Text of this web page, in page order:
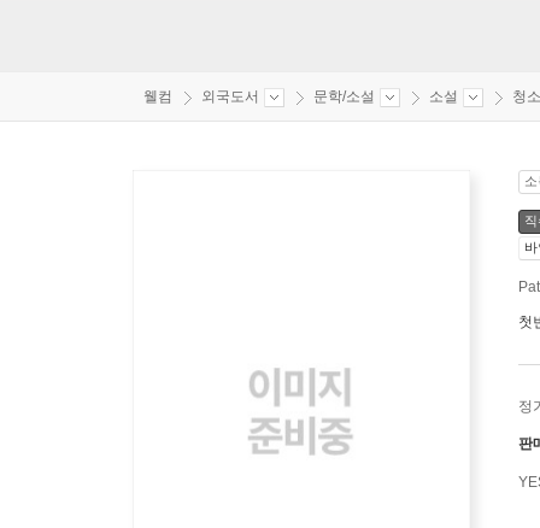
웰컴 외국도서 문학/소설 소설 청
첫
정
판